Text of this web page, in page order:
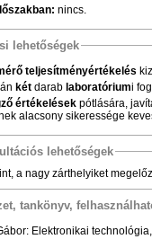
nincs.
lehetőségek
teljesítményértékelés
két darab laboratóriumi
értékelések pótlására,
alacsony sikeressége
lehetőségek
a nagy zárthelyiket
tankönyv,
Elektronikai